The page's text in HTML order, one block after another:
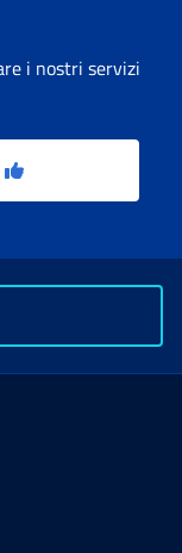
i nostri servizi